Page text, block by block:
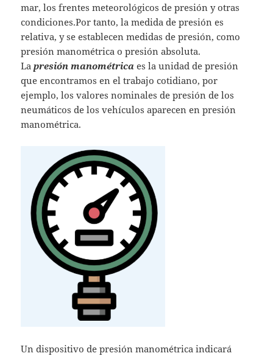
mar, los frentes meteorológicos de presión y otras
condiciones.Por tanto, la medida de presión es
relativa, y se establecen medidas de presión, como
presión manométrica o presión absoluta.
La presión manométrica es la unidad de presión
que encontramos en el trabajo cotidiano, por
ejemplo, los valores nominales de presión de los
neumáticos de los vehículos aparecen en presión
manométrica.
Un dispositivo de presión manométrica indicará